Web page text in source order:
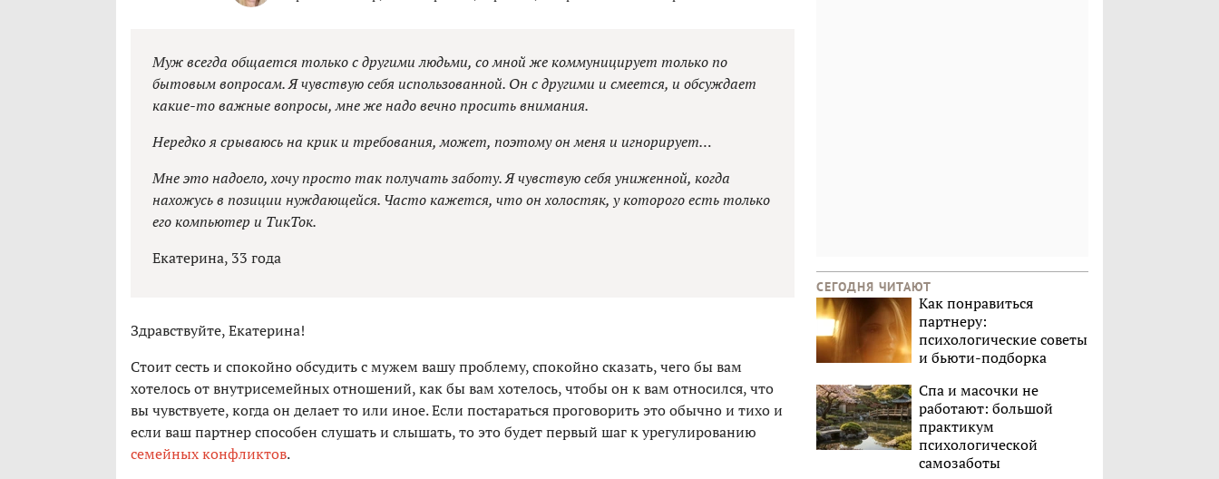
Муж всегда общается только с другими людьми, со мной же коммуницирует только по
бытовым вопросам. Я чувствую себя использованной. Он с другими и смеется, и обсуждает
какие-то важные вопросы, мне же надо вечно просить внимания.
Нередко я срываюсь на крик и требования, может, поэтому он меня и игнорирует…
Мне это надоело, хочу просто так получать заботу. Я чувствую себя униженной, когда
нахожусь в позиции нуждающейся. Часто кажется, что он холостяк, у которого есть только
его компьютер и ТикТок.
Екатерина, 33 года
Здравствуйте, Екатерина!
Стоит сесть и спокойно обсудить с мужем вашу проблему, спокойно сказать, чего бы вам
хотелось от внутрисемейных отношений, как бы вам хотелось, чтобы он к вам относился, что
вы чувствуете, когда он делает то или иное. Если постараться проговорить это обычно и тихо и
если ваш партнер способен слушать и слышать, то это будет первый шаг к урегулированию
семейных конфликтов.
СЕГОДНЯ ЧИТАЮТ
Как понравиться
партнеру:
психологические советы
и бьюти-подборка
Спа и масочки не
работают: большой
практикум
психологической
самозаботы